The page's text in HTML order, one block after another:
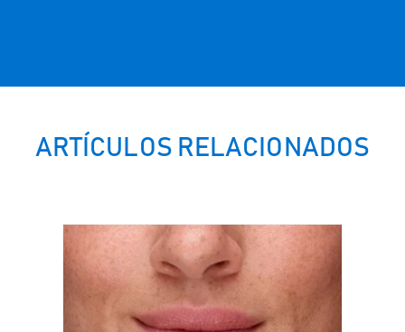
ARTÍCULOS RELACIONADOS